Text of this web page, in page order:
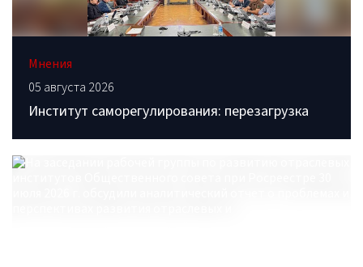
Мнения
05 августа 2026
Институт саморегулирования: перезагрузка